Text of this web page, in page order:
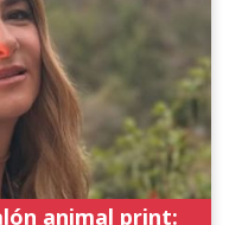
animal print: